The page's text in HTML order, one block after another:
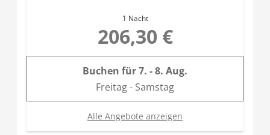
1 Nacht
206,30 €
Buchen für7. - 8. Aug.
Freitag - Samstag
Alle Angebote anzeigen